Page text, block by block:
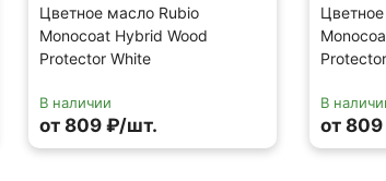
Цветное масло Rubio
Monocoat Hybrid Wood
Protector White
В наличии
от 809 ₽/шт.
В
от